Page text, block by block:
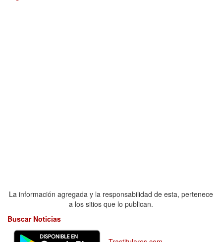
La información agregada y la responsabilidad de esta, pertenece
a los sitios que lo publican.
Buscar Noticias